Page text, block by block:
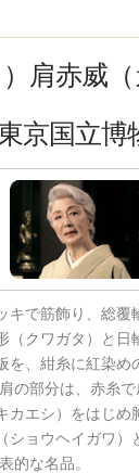
肩赤威
国立博
キで筋飾り、総
（クワガタ）と
、紺糸に紅染め
の部分は、赤糸
カエシ）をはじ
ョウヘイガワ
的な名品。